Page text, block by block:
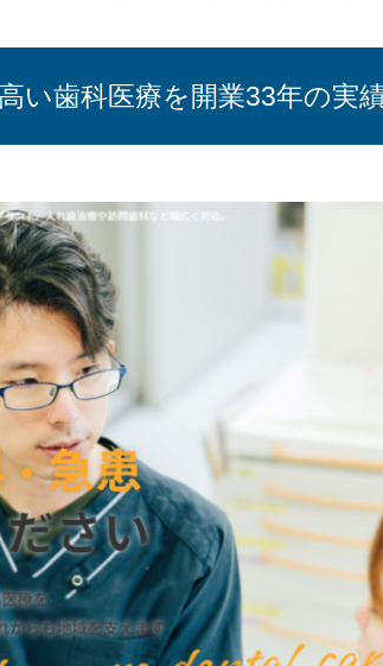
い歯科医療を開業33年の実